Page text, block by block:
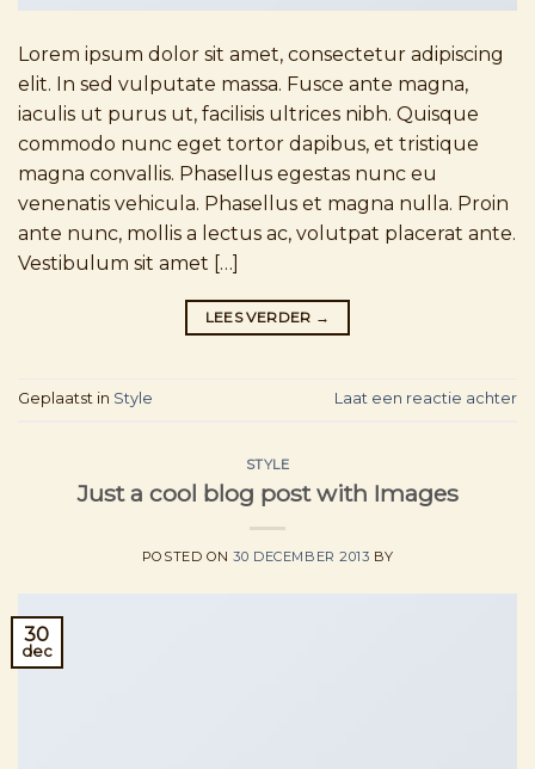
Lorem ipsum dolor sit amet, consectetur adipiscing
elit. In sed vulputate massa. Fusce ante magna,
iaculis ut purus ut, facilisis ultrices nibh. Quisque
commodo nunc eget tortor dapibus, et tristique
magna convallis. Phasellus egestas nunc eu
venenatis vehicula. Phasellus et magna nulla. Proin
ante nunc, mollis a lectus ac, volutpat placerat ante.
Vestibulum sit amet […]
LEES VERDER →
Geplaatst in Style Laat een reactie achter
STYLE
Just a cool blog post with Images
POSTED ON30 DECEMBER 2013 BY
30
dec